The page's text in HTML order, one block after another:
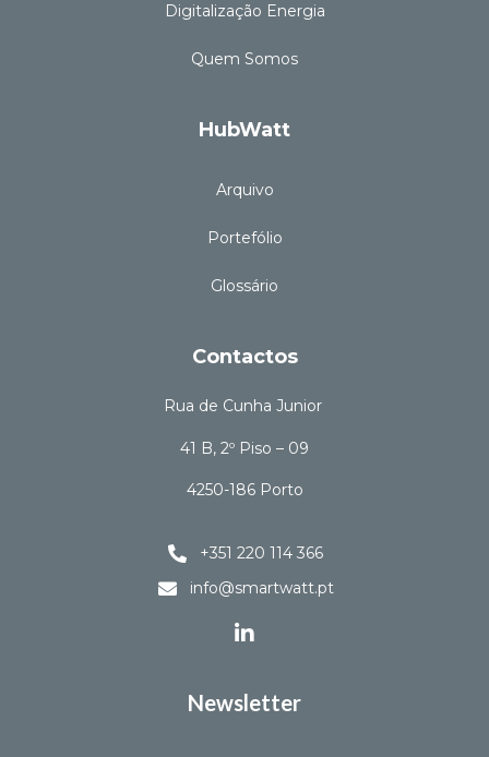
Digitalização Energia
Quem Somos
HubWatt
Arquivo
Portefólio
Glossário
Contactos
Rua de Cunha Junior
41 B, 2º Piso – 09
4250-186 Porto
+351 220 114 366
info@smartwatt.pt
Newsletter